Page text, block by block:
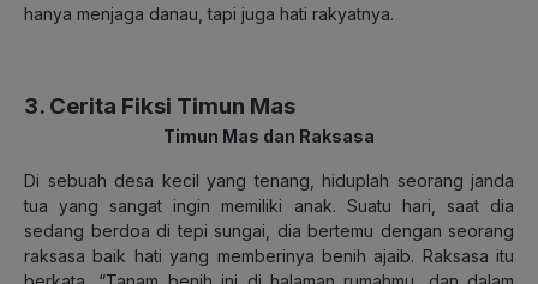
hanya menjaga danau, tapi juga hati rakyatnya.
3. Cerita Fiksi Timun Mas
Timun Mas dan Raksasa
Di sebuah desa kecil yang tenang, hiduplah seorang janda
tua yang sangat ingin memiliki anak. Suatu hari, saat dia
sedang berdoa di tepi sungai, dia bertemu dengan seorang
raksasa baik hati yang memberinya benih ajaib. Raksasa itu